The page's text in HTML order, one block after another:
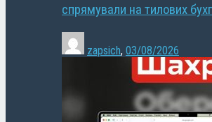
спрямували на тилових
zapsich, 03/08/2026